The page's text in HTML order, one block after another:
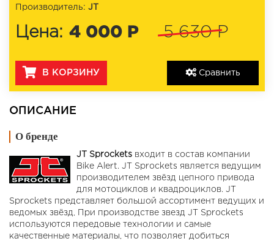
Сравнить
Производитель: JT
Цена: 4 000 Р 5 630 Р
В КОРЗИНУ
ОПИСАНИЕ
О бренде
JT Sprockets входит в состав компании
Bike Alert. JT Sprockets является ведущим
производителем звёзд цепного привода
для мотоциклов и квадроциклов. JT
Sprockets представляет большой ассортимент ведущих и
ведомых звёзд, При производстве звезд JT Sprockets
используются передовые технологии и самые
качественные материалы, что позволяет добиться